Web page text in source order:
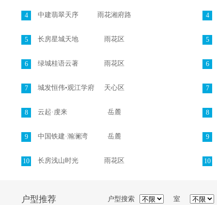
4 中建翡翠天序 雨花湘府路
5 长房星城天地 雨花区
6 绿城桂语云著 雨花区
7 城发恒伟•观江学府 天心区
8 云起·虔来 岳麓
9 中国铁建·瀚澜湾 岳麓
10 长房浅山时光 雨花区
4
5
6
7
8
9
10
户型推荐 户型搜索 室